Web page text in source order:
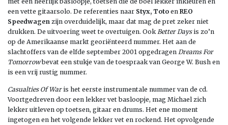
een vette gitaarsolo. De referenties naar Styx, Toto en REO
Speedwagen zijn overduidelijk, maar dat mag de pret zeker niet
drukken. De uitvoering weet te overtuigen. Ook Better Daysis zo’n
op de Amerikaanse markt georiënteerd nummer. Het aan de
slachtoffers van de elfde september 2001 opgedragen Dreams For
Tomorrowbevat een stukje van de toespraak van George W. Bush en
is een vrij rustig nummer.
Casualties Of Waris het eerste instrumentale nummer van de cd.
Voortgedreven door een lekker vet basloopje, mag Michael zich
lekker uitleven op toetsen, gitaar en drums. Het ene moment
ingetogen en het volgende lekker vet en rockend. Het opvolgende